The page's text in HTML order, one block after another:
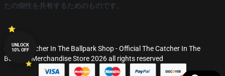
たの個性を共有するためのものです。
© The Catcher In The Ballpark Shop - Official The Catcher In The
Ballpark Merchandise Store 2026 all rights reserved
UNLOCK
10% OFF